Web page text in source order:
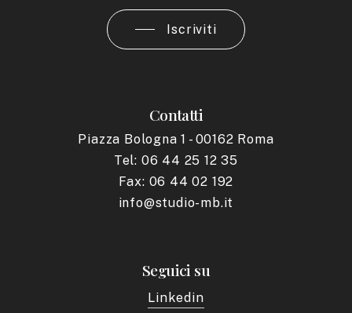
Iscriviti
Contatti
Piazza Bologna 1 - 00162 Roma
Tel: 06 44 25 12 35
Fax: 06 44 02 192
info@studio-mb.it
Seguici su
Linkedin